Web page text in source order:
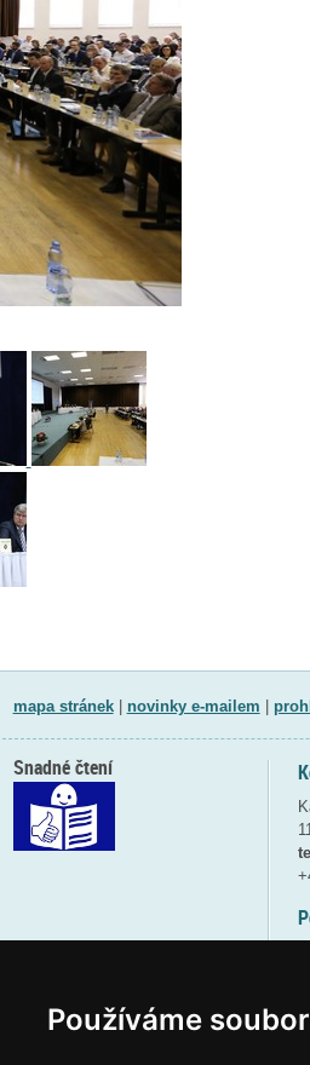
Používáme
mapa stránek| novinky e-mailem
Snadné čtení